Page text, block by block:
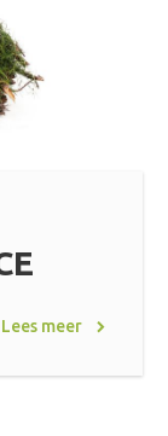
Lees meer